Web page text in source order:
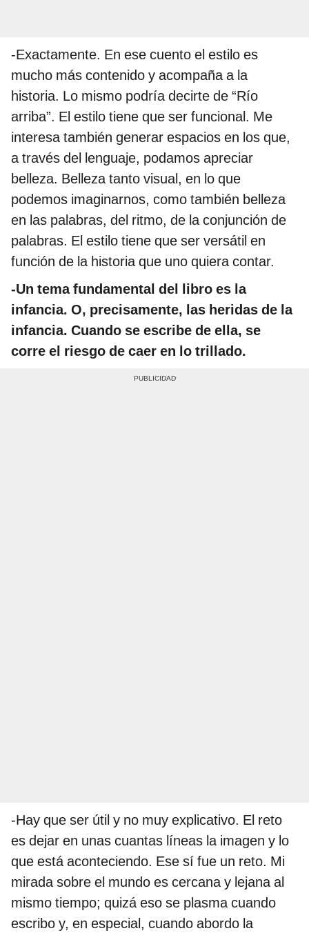
-Exactamente. En ese cuento el estilo es
mucho más contenido y acompaña a la
historia. Lo mismo podría decirte de “Río
arriba”. El estilo tiene que ser funcional. Me
interesa también generar espacios en los que,
a través del lenguaje, podamos apreciar
belleza. Belleza tanto visual, en lo que
podemos imaginarnos, como también belleza
en las palabras, del ritmo, de la conjunción de
palabras. El estilo tiene que ser versátil en
función de la historia que uno quiera contar.
-Un tema fundamental del libro es la
infancia. O, precisamente, las heridas de la
infancia. Cuando se escribe de ella, se
corre el riesgo de caer en lo trillado.
-Hay que ser útil y no muy explicativo. El reto
es dejar en unas cuantas líneas la imagen y lo
que está aconteciendo. Ese sí fue un reto. Mi
mirada sobre el mundo es cercana y lejana al
mismo tiempo; quizá eso se plasma cuando
escribo y, en especial, cuando abordo la